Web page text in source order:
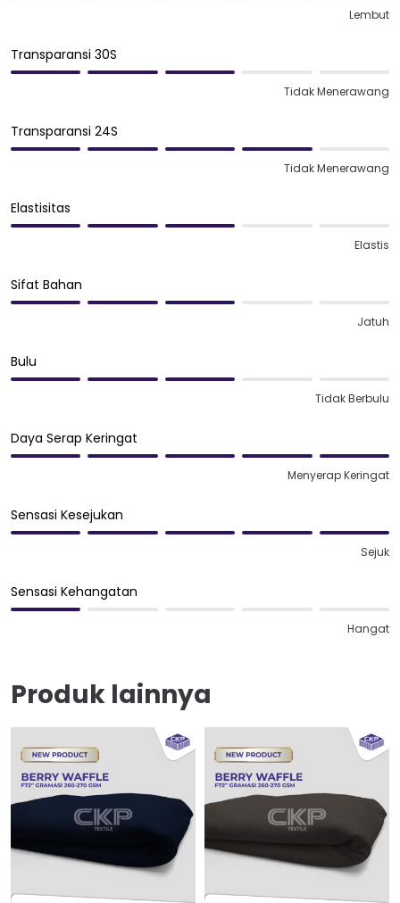
Lembut
Transparansi 30S
Tidak Menerawang
Transparansi 24S
Tidak Menerawang
Elastisitas
Elastis
Sifat Bahan
Jatuh
Bulu
Tidak Berbulu
Daya Serap Keringat
Menyerap Keringat
Sensasi Kesejukan
Sejuk
Sensasi Kehangatan
Hangat
Produk lainnya